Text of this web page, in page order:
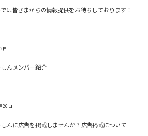
は皆さまからの情報提供をお待ちしております！
日
んメンバー紹介
26日
んに広告を掲載しませんか？広告掲載について